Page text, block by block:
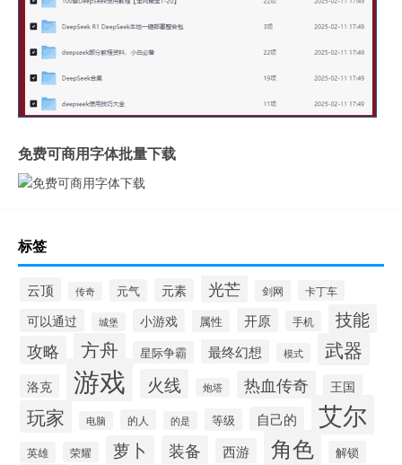
免费可商用字体批量下载
标签
云顶 传奇 元气 元素 光芒 剑网 卡丁车
可以通过 城堡 小游戏 属性 开原 手机
技能
攻略
方舟 星际争霸 最终幻想 模式 武器
洛克 游戏 火线 炮塔 热血传奇 王国
玩家 电脑 的人 的是 等级 自己的 艾尔
英雄 荣耀 萝卜 装备 西游 角色 解锁